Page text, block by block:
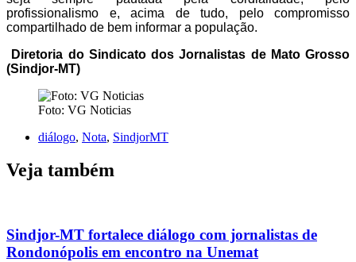
profissionalismo e, acima de tudo, pelo compromisso
compartilhado de bem informar a população.
Diretoria do Sindicato dos Jornalistas de Mato Grosso
(Sindjor-MT)
Foto: VG Noticias
diálogo, Nota, SindjorMT
Veja também
Sindjor-MT fortalece diálogo com jornalistas de
Rondonópolis em encontro na Unemat